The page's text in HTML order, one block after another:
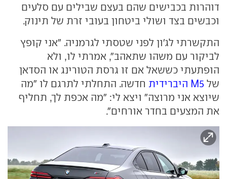
דוהרות בכבישים שהם בעצם שבילים עם סלעים
וכבשים בצד ושולי ביטחון בעובי זרת של תינוק.
התקשרתי לג'ון לפני שטסתי לגרמניה. "אני קופץ
לביקור עם משהו שתאהב", אמרתי לו, ולא
הופתעתי כששאל אם זו גרסת הטורינג או הסדאן
של M5 היברידית
חדשה. התחלתי לתרגם לו "מה
שיוצא אני מרוצה" ויצא לי: "מה אכפת לך, תחליף
את המצעים בחדר אורחים".